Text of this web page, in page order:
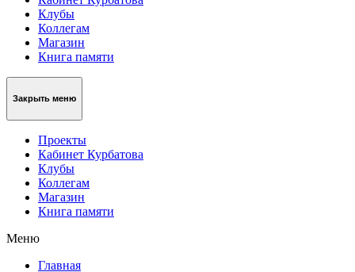
Клубы
Коллегам
Магазин
Книга памяти
Закрыть меню
Проекты
Кабинет Курбатова
Клубы
Коллегам
Магазин
Книга памяти
Меню
Главная